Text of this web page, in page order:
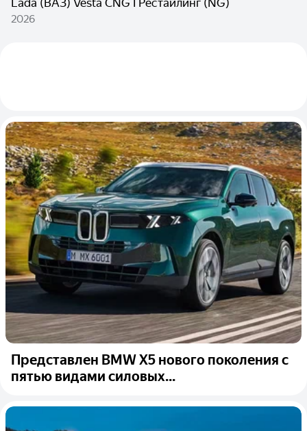
2026
Представлен BMW X5 нового поколения с
пятью видами силовых...